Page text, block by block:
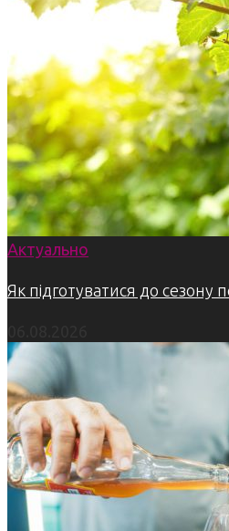
Актуально
Як підготуватися до сезону